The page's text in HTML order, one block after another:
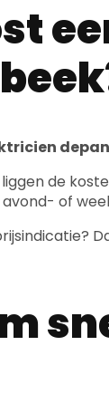
de
avond- of